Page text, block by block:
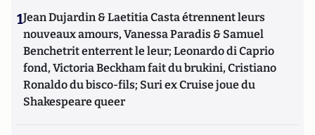
1Jean Dujardin & Laetitia Casta étrennent leurs
nouveaux amours, Vanessa Paradis & Samuel
Benchetrit enterrent le leur; Leonardo di Caprio
fond, Victoria Beckham fait du brukini, Cristiano
Ronaldo du bisco-fils; Suri ex Cruise joue du
Shakespeare queer